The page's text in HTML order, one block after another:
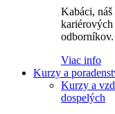
Kabáci,
kariérových
odborníkov.
Viac info
Kurzy a
Kurzy a
dospelých